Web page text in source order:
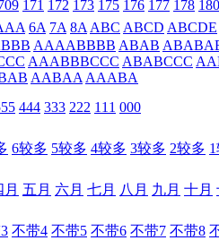
171 172 173 175 176 177 178 180
6A 7A 8A ABC ABCD ABCDE
AAAABBBB ABAB
AAABBBCCC ABABCCC
AABAA AAABA
444 333 222 111 000
6较多 5较多 4较多 3较多 2较多
月 五月 六月 七月 八月 九月 十月
不带4 不带5 不带6 不带7 不带8